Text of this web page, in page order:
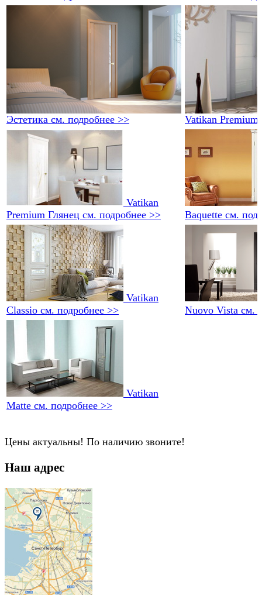
Эстетика см. подробнее >> Vatikan Premium
Vatikan
Premium Глянец см. подробнее >> Baquette см.
Vatikan
Classio см. подробнее >> Nuovo Vista см.
Vatikan
Matte см. подробнее >>
Цены актуальны! По наличию звоните!
Наш адрес